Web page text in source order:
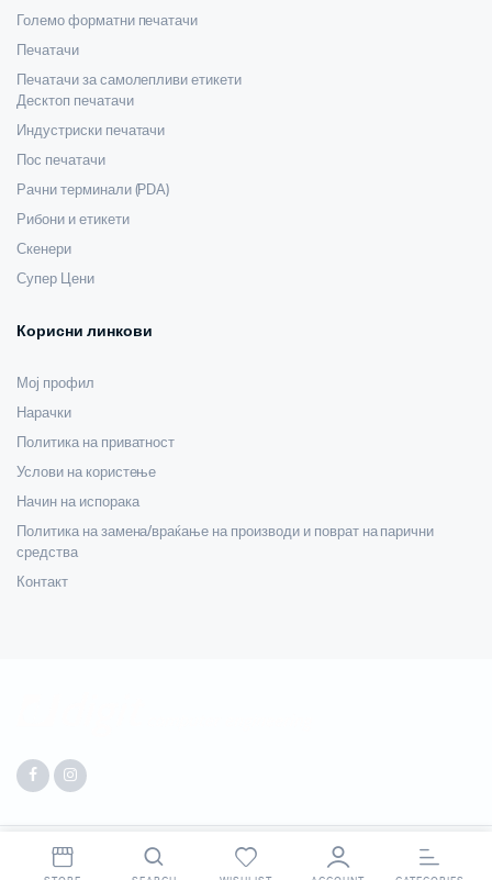
Големо форматни печатачи
Печатачи
Печатачи за самолепливи етикети
Десктоп печатачи
Индустриски печатачи
Пос печатачи
Рачни терминали (PDA)
Рибони и етикети
Скенери
Супер Цени
Корисни линкови
Мој профил
Нарачки
Политика на приватност
Услови на користење
Начин на испорака
Политика на замена/враќање на производи и поврат на парични
средства
Контакт
Copyright 2025 © Digit. All right reserved. Made by Webpigment